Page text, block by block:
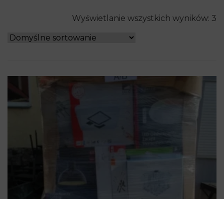
Wyświetlanie wszystkich wyników: 3